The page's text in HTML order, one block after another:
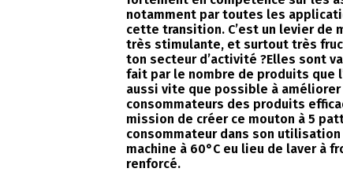
notamment par toutes les
cette transition. C’est un levier de
très stimulante, et surtout très
ton secteur d’activité ?Elles sont
fait par le nombre de produits que
aussi vite que possible à
consommateurs des produits
mission de créer ce mouton à 5
consommateur dans son
machine à 60°C eu lieu de laver à
renforcé.